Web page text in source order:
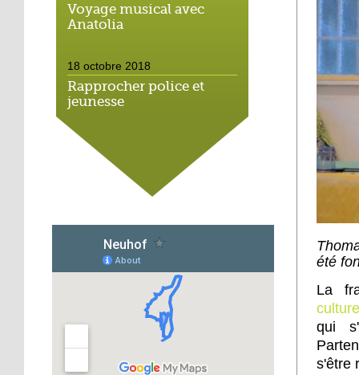
Voyage musical avec
Anatolia
18 octobre 2018
Rapprocher police et
jeunesse
18 octobre 2018
Un jardin face aux
obstacles
Jouer à Fifa à la
médiathèque
16 octobre 2018
«Chacun me propose un
autofinancement là, ce
qui vous vient !»
été
La
qui
s'être